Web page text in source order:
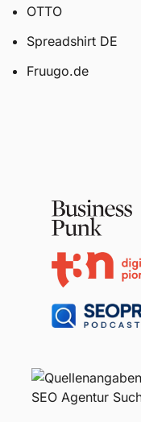
OTTO
Spreadshirt DE
Fruugo.de